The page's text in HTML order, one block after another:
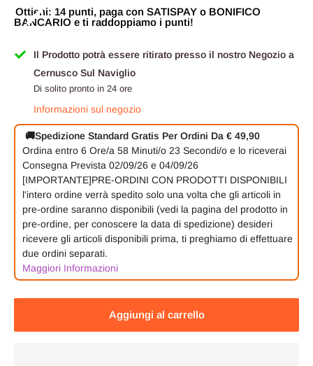
Ottieni: 14 punti, paga con SATISPAY o BONIFICO
BANCARIO e ti raddoppiamo i punti!
Il Prodotto potrà essere ritirato presso il nostro Negozio a
Cernusco Sul Naviglio
Di solito pronto in 24 ore
Informazioni sul negozio
🚚Spedizione Standard Gratis Per Ordini Da € 49,90
Ordina entro 6 Ore/a 58 Minuti/o 23 Secondi/o e lo riceverai
Consegna Prevista 02/09/26 e 04/09/26
[IMPORTANTE]PRE-ORDINI CON PRODOTTI DISPONIBILI
l'intero ordine verrà spedito solo una volta che gli articoli in
pre-ordine saranno disponibili (vedi la pagina del prodotto in
pre-ordine, per conoscere la data di spedizione) desideri
ricevere gli articoli disponibili prima, ti preghiamo di effettuare
due ordini separati.
Maggiori Informazioni
Aggiungi al carrello